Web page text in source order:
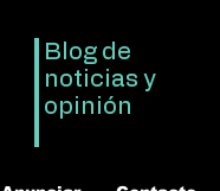
Blog de
noticias y
opinión